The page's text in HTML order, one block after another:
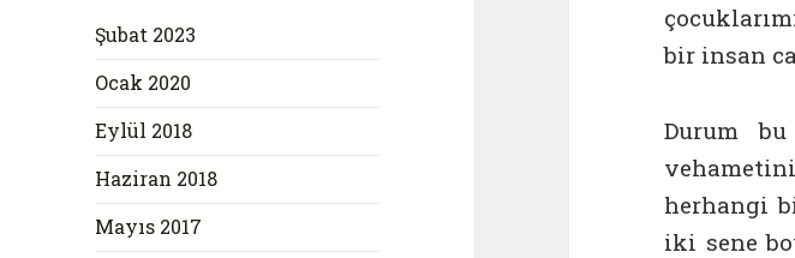
Şubat 2023
Ocak 2020
Eylül 2018
Haziran 2018
Mayıs 2017
bir insan
Durum
herhangi
iki sene